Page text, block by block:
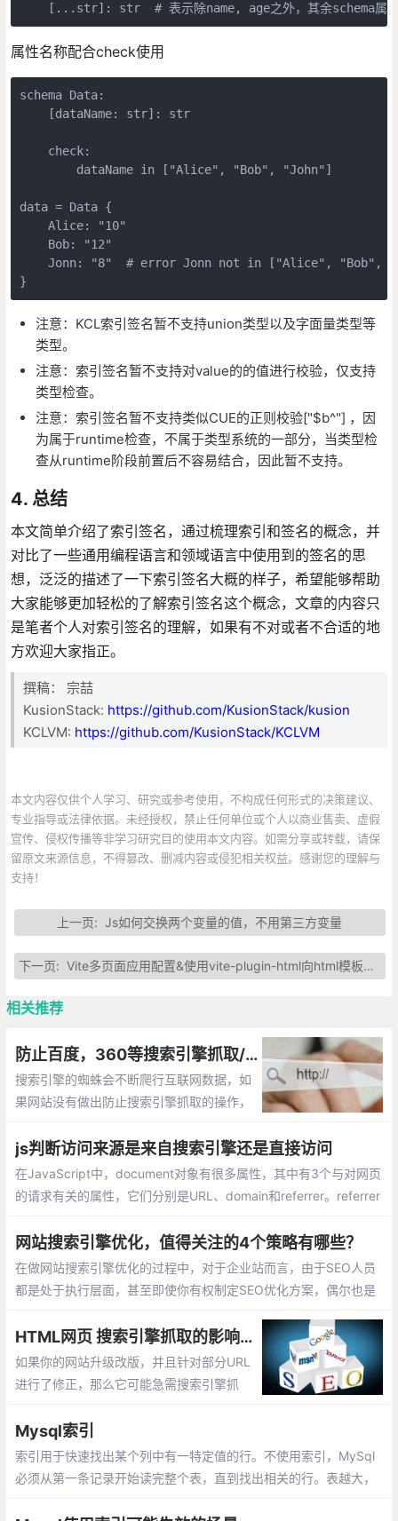
[...str]: str  # 表示除name, age之外，其余schema属性
属性名称配合check使用
schema Data:
    [dataName: str]: str
    check:
        dataName in ["Alice", "Bob", "John"]
data = Data {
    Alice: "10"
    Bob: "12"
Jonn: "8"  # error Jonn not in ["Alice", "Bob",
}
注意：KCL索引签名暂不支持union类型以及字面量类型等
类型。
注意：索引签名暂不支持对value的的值进行校验，仅支持
类型检查。
注意：索引签名暂不支持类似CUE的正则校验["$b^"] ，因
为属于runtime检查，不属于类型系统的一部分，当类型检
查从runtime阶段前置后不容易结合，因此暂不支持。
4. 总结
本文简单介绍了索引签名，通过梳理索引和签名的概念，并
对比了一些通用编程语言和领域语言中使用到的签名的思
想，泛泛的描述了一下索引签名大概的样子，希望能够帮助
大家能够更加轻松的了解索引签名这个概念，文章的内容只
是笔者个人对索引签名的理解，如果有不对或者不合适的地
方欢迎大家指正。
撰稿： 宗喆
KusionStack: https://github.com/KusionStack/kusion
KCLVM: https://github.com/KusionStack/KCLVM
本文内容仅供个人学习、研究或参考使用，不构成任何形式的决策建议、
专业指导或法律依据。未经授权，禁止任何单位或个人以商业售卖、虚假
宣传、侵权传播等非学习研究目的使用本文内容。如需分享或转载，请保
留原文来源信息，不得篡改、删减内容或侵犯相关权益。感谢您的理解与
支持！
上一页:Js如何交换两个变量的值，不用第三方变量
下一页:Vite多页面应用配置&使用vite-plugin-html向html模板注入数据或标签
相关推荐
防止百度，360等搜索引擎抓取/收录网站的方法总汇
搜索引擎的蜘蛛会不断爬行互联网数据，如
果网站没有做出防止搜索引擎抓取的操作，
解如何防止百度，360等搜索引擎收录网站
内容。
js判断访问来源是来自搜索引擎还是直接访问
在JavaScript中，document对象有很多属性，其中有3个与对网页
的请求有关的属性，它们分别是URL、domain和referrer。referrer
网站搜索引擎优化，值得关注的4个策略有哪些？
在做网站搜索引擎优化的过程中，对于企业站而言，由于SEO人员
都是处于执行层面，甚至即使你有权制定SEO优化方案，偶尔也是
HTML网页 搜索引擎抓取的影响有哪些
如果你的网站升级改版，并且针对部分URL
进行了修正，那么它可能急需搜索引擎抓
认为，自百度熊掌号上线以来，它解决了收
录问题，实际上目标URL，只有不停的被抓
取，它才可以不断的重新评估权重，从而提
Mysql索引
索引用于快速找出某个列中有一特定值的行。不使用索引，MySql
必须从第一条记录开始读完整个表，直到找出相关的行。表越大，